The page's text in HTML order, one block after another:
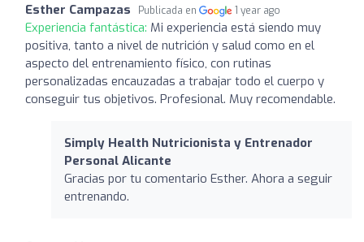
Esther Campazas Publicada en 1 year ago
Experiencia fantástica: Mi experiencia está siendo muy
positiva, tanto a nivel de nutrición y salud como en el
aspecto del entrenamiento físico, con rutinas
personalizadas encauzadas a trabajar todo el cuerpo y
conseguir tus objetivos. Profesional. Muy recomendable.
Simply Health Nutricionista y Entrenador
Personal Alicante
Gracias por tu comentario Esther. Ahora a seguir
entrenando.